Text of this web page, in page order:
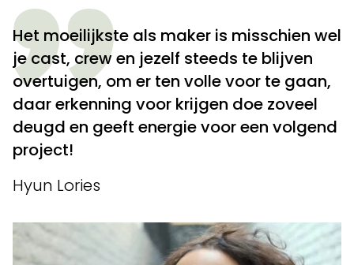
Het moeilijkste als maker is misschien wel
je cast, crew en jezelf steeds te blijven
overtuigen, om er ten volle voor te gaan,
daar erkenning voor krijgen doe zoveel
deugd en geeft energie voor een volgend
project!
Hyun Lories